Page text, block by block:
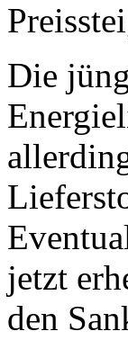
Die
jetzt
den